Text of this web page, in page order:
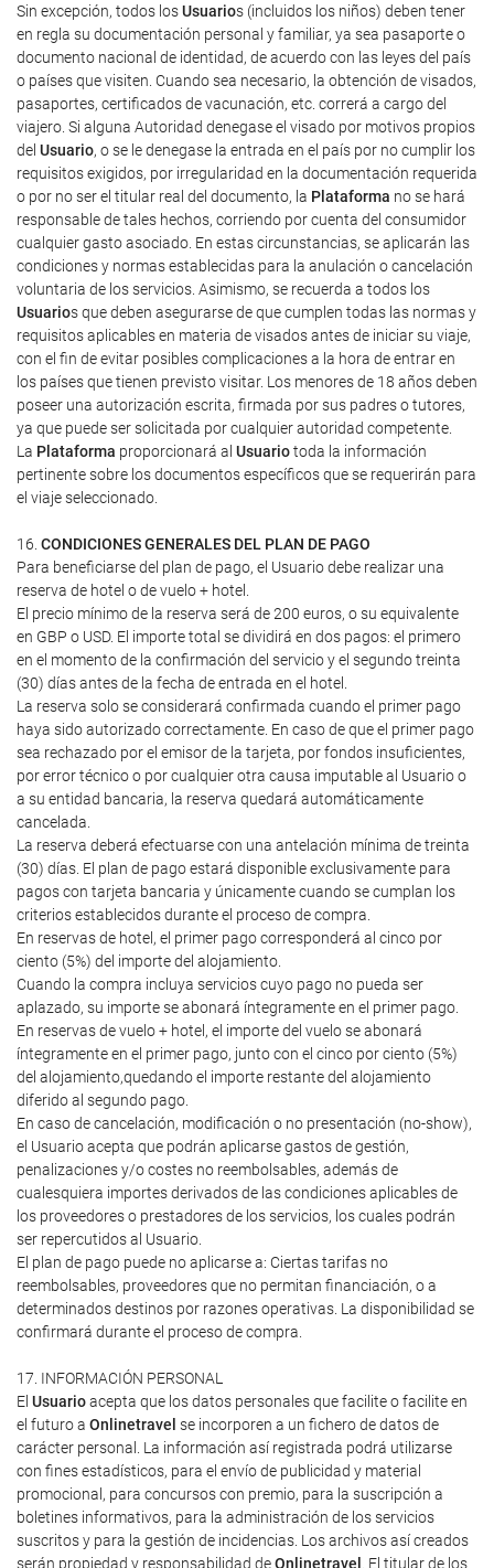
Sin excepción, todos losUsuarios (incluidos los niños) deben tener
en regla su documentación personal y familiar, ya sea pasaporte o
documento nacional de identidad, de acuerdo con las leyes del país
o países que visiten. Cuando sea necesario, la obtención de visados,
pasaportes, certificados de vacunación, etc. correrá a cargo del
viajero. Si alguna Autoridad denegase el visado por motivos propios
del Usuario, o se le denegase la entrada en el país por no cumplir los
requisitos exigidos, por irregularidad en la documentación requerida
o por no ser el titular real del documento, la Plataforma no se hará
responsable de tales hechos, corriendo por cuenta del consumidor
cualquier gasto asociado. En estas circunstancias, se aplicarán las
condiciones y normas establecidas para la anulación o cancelación
voluntaria de los servicios. Asimismo, se recuerda a todos los
Usuarios que deben asegurarse de que cumplen todas las normas y
requisitos aplicables en materia de visados antes de iniciar su viaje,
con el fin de evitar posibles complicaciones a la hora de entrar en
los países que tienen previsto visitar. Los menores de 18 años deben
poseer una autorización escrita, firmada por sus padres o tutores,
ya que puede ser solicitada por cualquier autoridad competente.
La Plataforma proporcionará al Usuariotoda la información
pertinente sobre los documentos específicos que se requerirán para
el viaje seleccionado.
16. CONDICIONES GENERALES DEL PLAN DE PAGO
Para beneficiarse del plan de pago, el Usuario debe realizar una
reserva de hotel o de vuelo + hotel.
El precio mínimo de la reserva será de 200 euros, o su equivalente
en GBP o USD. El importe total se dividirá en dos pagos: el primero
en el momento de la confirmación del servicio y el segundo treinta
(30) días antes de la fecha de entrada en el hotel.
La reserva solo se considerará confirmada cuando el primer pago
haya sido autorizado correctamente. En caso de que el primer pago
sea rechazado por el emisor de la tarjeta, por fondos insuficientes,
por error técnico o por cualquier otra causa imputable al Usuario o
a su entidad bancaria, la reserva quedará automáticamente
cancelada.
La reserva deberá efectuarse con una antelación mínima de treinta
(30) días. El plan de pago estará disponible exclusivamente para
pagos con tarjeta bancaria y únicamente cuando se cumplan los
criterios establecidos durante el proceso de compra.
En reservas de hotel, el primer pago corresponderá al cinco por
ciento (5%) del importe del alojamiento.
Cuando la compra incluya servicios cuyo pago no pueda ser
aplazado, su importe se abonará íntegramente en el primer pago.
En reservas de vuelo + hotel, el importe del vuelo se abonará
íntegramente en el primer pago, junto con el cinco por ciento (5%)
del alojamiento,quedando el importe restante del alojamiento
diferido al segundo pago.
En caso de cancelación, modificación o no presentación (no-show),
el Usuario acepta que podrán aplicarse gastos de gestión,
penalizaciones y/o costes no reembolsables, además de
cualesquiera importes derivados de las condiciones aplicables de
los proveedores o prestadores de los servicios, los cuales podrán
ser repercutidos al Usuario.
El plan de pago puede no aplicarse a: Ciertas tarifas no
reembolsables, proveedores que no permitan financiación, o a
determinados destinos por razones operativas. La disponibilidad se
confirmará durante el proceso de compra.
17. INFORMACIÓN PERSONAL
El Usuarioacepta que los datos personales que facilite o facilite en
el futuro a Onlinetravel se incorporen a un fichero de datos de
carácter personal. La información así registrada podrá utilizarse
con fines estadísticos, para el envío de publicidad y material
promocional, para concursos con premio, para la suscripción a
boletines informativos, para la administración de los servicios
suscritos y para la gestión de incidencias. Los archivos así creados
serán propiedad y responsabilidad deOnlinetravel
. El titular de los